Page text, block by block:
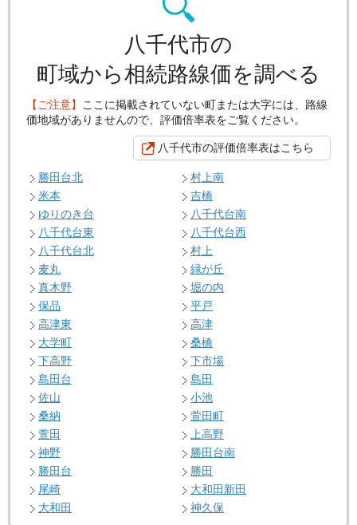
八千代市の
町域から相続路線価を調べる
【ご注意】 ここに掲載されていない町または大字には、路線
価地域がありませんので、評価倍率表をご覧ください。
八千代市の評価倍率表はこちら
勝田台北
村上南
米本
吉橋
ゆりのき台
八千代台南
八千代台東
八千代台西
八千代台北
村上
麦丸
緑が丘
真木野
堀の内
保品
平戸
高津東
高津
大学町
桑橋
下高野
下市場
島田台
島田
佐山
小池
桑納
萱田町
萱田
上高野
神野
勝田台南
勝田台
勝田
尾崎
大和田新田
大和田
神久保